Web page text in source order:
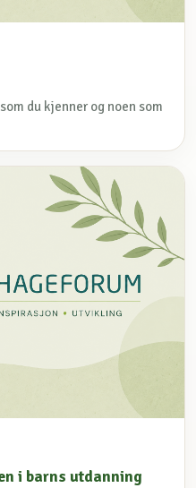
du kjenner og noen som
i barns utdanning